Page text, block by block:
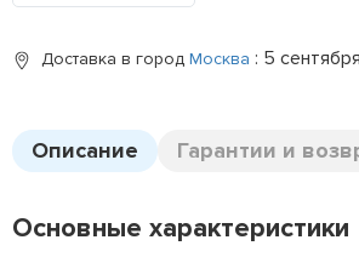
Доставка в город Москва : 5 сентября
Описание Гарантии и
Основные характеристики